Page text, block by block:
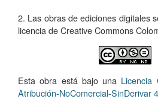
2. Las obras de ediciones digitales
licencia de Creative Commons
Esta obra está bajo una Licencia
Atribución-NoComercial-SinDerivar